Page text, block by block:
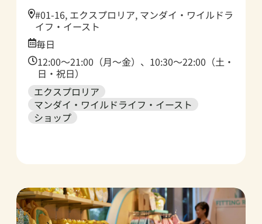
Location:
#01-16, エクスプロリア, マンダイ・ワイルドラ
イフ・イースト
Date:
毎日
Time:
12:00～21:00（月～金）、10:30～22:00（土・
日・祝日）
エクスプロリア
マンダイ・ワイルドライフ・イースト
ショップ